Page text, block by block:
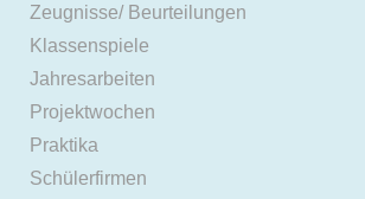
Zeugnisse/ Beurteilungen
Klassenspiele
Jahresarbeiten
Projektwochen
Praktika
Schülerfirmen